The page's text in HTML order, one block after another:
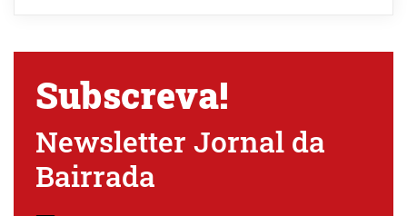
Subscreva!
Newsletter Jornal da
Bairrada